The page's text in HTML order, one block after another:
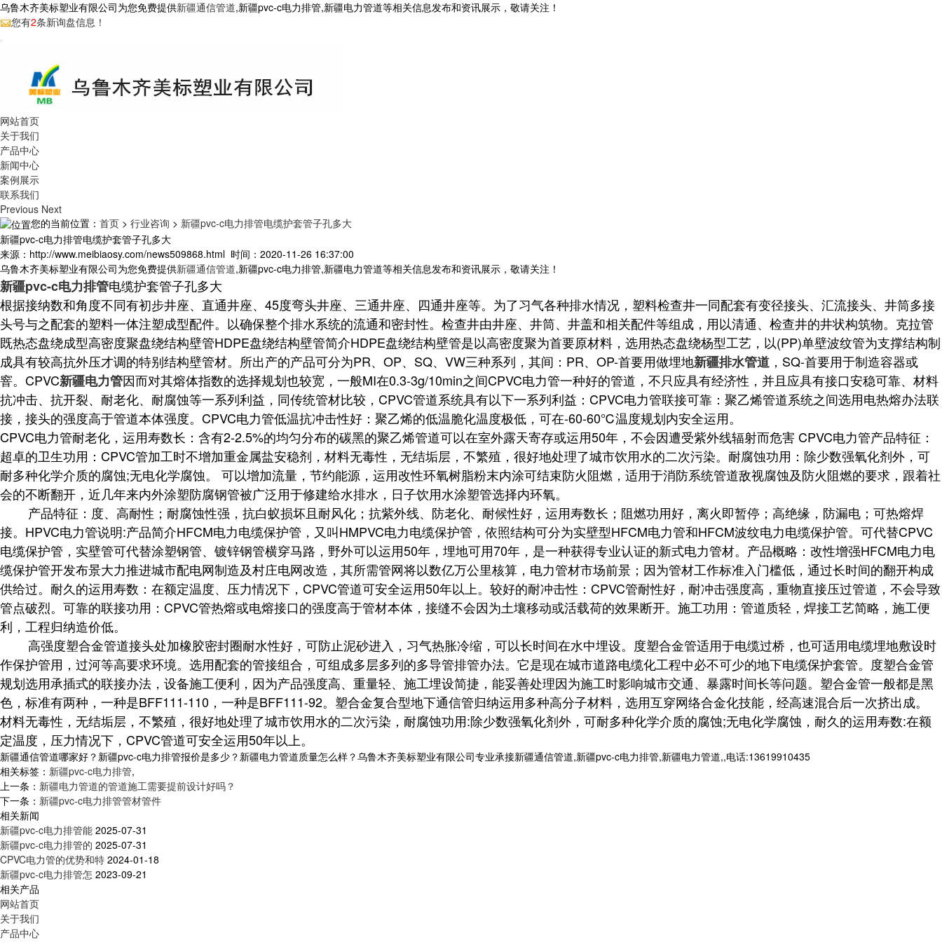
乌鲁木齐美标塑业有限公司为您免费提供新疆通信管道,新疆pvc-c电力排管,新疆电力管道等相关信息发布和资讯展示，敬请关注！
您有2条新询盘信息！
网站首页
关于我们
产品中心
新闻中心
案例展示
联系我们
Previous Next
您的当前位置： 首页 > 行业咨询 > 新疆pvc-c电力排管电缆护套管子孔多大
新疆pvc-c电力排管电缆护套管子孔多大
来源：http://www.meibiaosy.com/news509868.html 时间：2020-11-26 16:37:00
乌鲁木齐美标塑业有限公司为您免费提供新疆通信管道,新疆pvc-c电力排管,新疆电力管道等相关信息发布和资讯展示，敬请关注！
新疆pvc-c电力排管电缆护套管子孔多大
根据接纳数和角度不同有初步井座、直通井座、45度弯头井座、三通井座、四通井座等。为了习气各种排水情况，塑料检查井一同配套有变径接头、汇流接头、井筒多接
头号与之配套的塑料一体注塑成型配件。以确保整个排水系统的流通和密封性。检查井由井座、井筒、井盖和相关配件等组成，用以清通、检查井的井状构筑物。克拉管
既热态盘绕成型高密度聚盘绕结构壁管HDPE盘绕结构壁管简介HDPE盘绕结构壁管是以高密度聚为首要原材料，选用热态盘绕杨型工艺，以(PP)单壁波纹管为支撑结构制
成具有较高抗外压才调的特别结构壁管材。所出产的产品可分为PR、OP、SQ、VW三种系列，其间：PR、OP-首要用做埋地新疆排水管道 ，SQ-首要用于制造容器或
窨。CPVC新疆电力管因而对其熔体指数的选择规划也较宽，一般MI在0.3-3g/10min之间CPVC电力管一种好的管道，不只应具有经济性，并且应具有接口安稳可靠、材料
抗冲击、抗开裂、耐老化、耐腐蚀等一系列利益，同传统管材比较，CPVC管道系统具有以下一系列利益：CPVC电力管联接可靠：聚乙烯管道系统之间选用电热熔办法联
接，接头的强度高于管道本体强度。CPVC电力管低温抗冲击性好：聚乙烯的低温脆化温度极低，可在-60-60℃温度规划内安全运用。
CPVC电力管耐老化，运用寿数长：含有2-2.5%的均匀分布的碳黑的聚乙烯管道可以在室外露天寄存或运用50年，不会因遭受紫外线辐射而危害 CPVC电力管产品特征：
超卓的卫生功用：CPVC管加工时不增加重金属盐安稳剂，材料无毒性，无结垢层，不繁殖，很好地处理了城市饮用水的二次污染。耐腐蚀功用：除少数强氧化剂外，可
耐多种化学介质的腐蚀;无电化学腐蚀。 可以增加流量，节约能源，运用改性环氧树脂粉末内涂可结束防火阻燃，适用于消防系统管道敌视腐蚀及防火阻燃的要求，跟着社
会的不断翻开，近几年来内外涂塑防腐钢管被广泛用于修建给水排水，日子饮用水涂塑管选择内环氧。
产品特征：度、高耐性；耐腐蚀性强，抗白蚁损坏且耐风化；抗紫外线、防老化、耐候性好，运用寿数长；阻燃功用好，离火即暂停；高绝缘，防漏电；可热熔焊
接。HPVC电力管说明:产品简介HFCM电力电缆保护管，又叫HMPVC电力电缆保护管，依照结构可分为实壁型HFCM电力管和HFCM波纹电力电缆保护管。可代替CPVC
电缆保护管，实壁管可代替涂塑钢管、镀锌钢管横穿马路，野外可以运用50年，埋地可用70年，是一种获得专业认证的新式电力管材。产品概略：改性增强HFCM电力电
缆保护管开发布景大力推进城市配电网制造及村庄电网改造，其所需管网将以数亿万公里核算，电力管材市场前景；因为管材工作标准入门槛低，通过长时间的翻开构成
供给过。耐久的运用寿数：在额定温度、压力情况下，CPVC管道可安全运用50年以上。较好的耐冲击性：CPVC管耐性好，耐冲击强度高，重物直接压过管道，不会导致
管点破烈。可靠的联接功用：CPVC管热熔或电熔接口的强度高于管材本体，接缝不会因为土壤移动或活载荷的效果断开。施工功用：管道质轻，焊接工艺简略，施工便
利，工程归纳造价低。
高强度塑合金管道接头处加橡胶密封圈耐水性好，可防止泥砂进入，习气热胀冷缩，可以长时间在水中埋设。度塑合金管适用于电缆过桥，也可适用电缆埋地敷设时
作保护管用，过河等高要求环境。选用配套的管接组合，可组成多层多列的多导管排管办法。它是现在城市道路电缆化工程中必不可少的地下电缆保护套管。度塑合金管
规划选用承插式的联接办法，设备施工便利，因为产品强度高、重量轻、施工埋设简捷，能妥善处理因为施工时影响城市交通、暴露时间长等问题。塑合金管一般都是黑
色，标准有两种，一种是BFF111-110，一种是BFF111-92。塑合金复合型地下通信管归纳运用多种高分子材料，选用互穿网络合金化技能，经高速混合后一次挤出成。
材料无毒性，无结垢层，不繁殖，很好地处理了城市饮用水的二次污染，耐腐蚀功用:除少数强氧化剂外，可耐多种化学介质的腐蚀;无电化学腐蚀，耐久的运用寿数:在额
定温度，压力情况下，CPVC管道可安全运用50年以上。
新疆通信管道哪家好？新疆pvc-c电力排管报价是多少？新疆电力管道质量怎么样？乌鲁木齐美标塑业有限公司专业承接新疆通信管道,新疆pvc-c电力排管,新疆电力管道,,电话:13619910435
相关标签： 新疆pvc-c电力排管,
上一条： 新疆电力管道的管道施工需要提前设计好吗？
下一条： 新疆pvc-c电力排管管材管件
相关新闻
新疆pvc-c电力排管能 2025-07-31
新疆pvc-c电力排管的 2025-07-31
CPVC电力管的优势和特 2024-01-18
新疆pvc-c电力排管怎 2023-09-21
相关产品
网站首页
关于我们
产品中心